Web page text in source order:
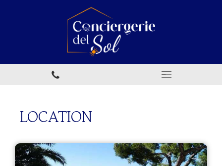
LOCATION